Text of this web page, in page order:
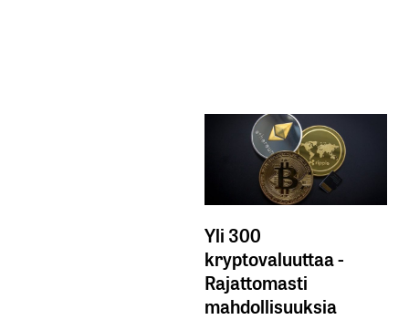
Yli 300
kryptovaluuttaa -
Rajattomasti
mahdollisuuksia